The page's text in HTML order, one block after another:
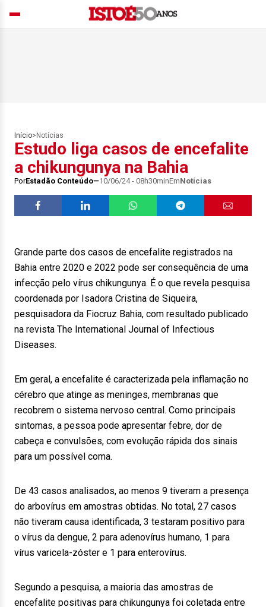
Início> Notícias
Estudo liga casos de encefalite
a chikungunya na Bahia
PorEstadão Conteúdo 10/06/24 - 08h30minEmNotícias
Grande parte dos casos de encefalite registrados na
Bahia entre 2020 e 2022 pode ser consequência de uma
infecção pelo vírus chikungunya. É o que revela pesquisa
coordenada por Isadora Cristina de Siqueira,
pesquisadora da Fiocruz Bahia, com resultado publicado
na revista The International Journal of Infectious
Diseases.
Em geral, a encefalite é caracterizada pela inflamação no
cérebro que atinge as meninges, membranas que
recobrem o sistema nervoso central. Como principais
sintomas, a pessoa pode apresentar febre, dor de
cabeça e convulsões, com evolução rápida dos sinais
para um possível coma.
De 43 casos analisados, ao menos 9 tiveram a presença
do arbovírus em amostras obtidas. No total, 27 casos
não tiveram causa identificada, 3 testaram positivo para
o vírus da dengue, 2 para adenovírus humano, 1 para
vírus varicela-zóster e 1 para enterovírus.
Segundo a pesquisa, a maioria das amostras de
encefalite positivas para chikungunya foi coletada entre